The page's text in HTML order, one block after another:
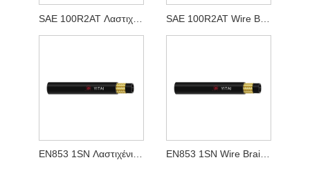
SAE 100R2AT Λαστιχένιο υφαντό σύρμα από χάλυβα SAE 100R2AT Wire Braid Υδραυλικός ελαστικός σωλήνας
EN853 1SN Λαστιχένιο υφαντό σύρμα από χάλυβα EN853 1SN Wire Braid Υδραυλικός ελαστικός σωλήνας